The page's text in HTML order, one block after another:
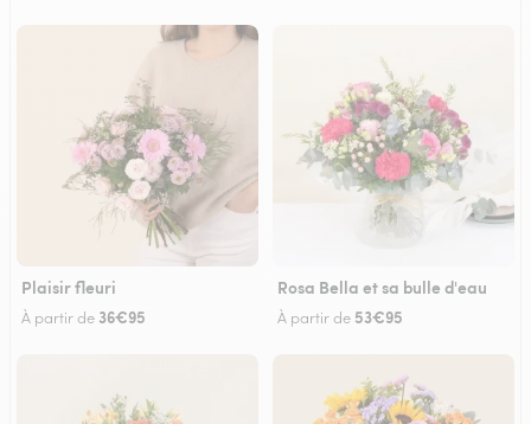
Plaisir fleuri
À partir de 36€95
Rosa Bella et sa bulle d'eau
À partir de 53€95